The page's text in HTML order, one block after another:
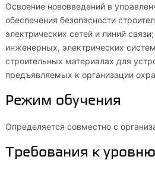
Освоение нововведений в
обеспечения безопасности
электрических сетей и линий
инженерных, электрических
строительных материалах для
предъявляемых к организации
Режим обучения
Определяется совместно с
Требования к